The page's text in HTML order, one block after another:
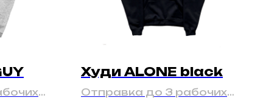
Худи ALONE black
Отправка до 3 рабочих